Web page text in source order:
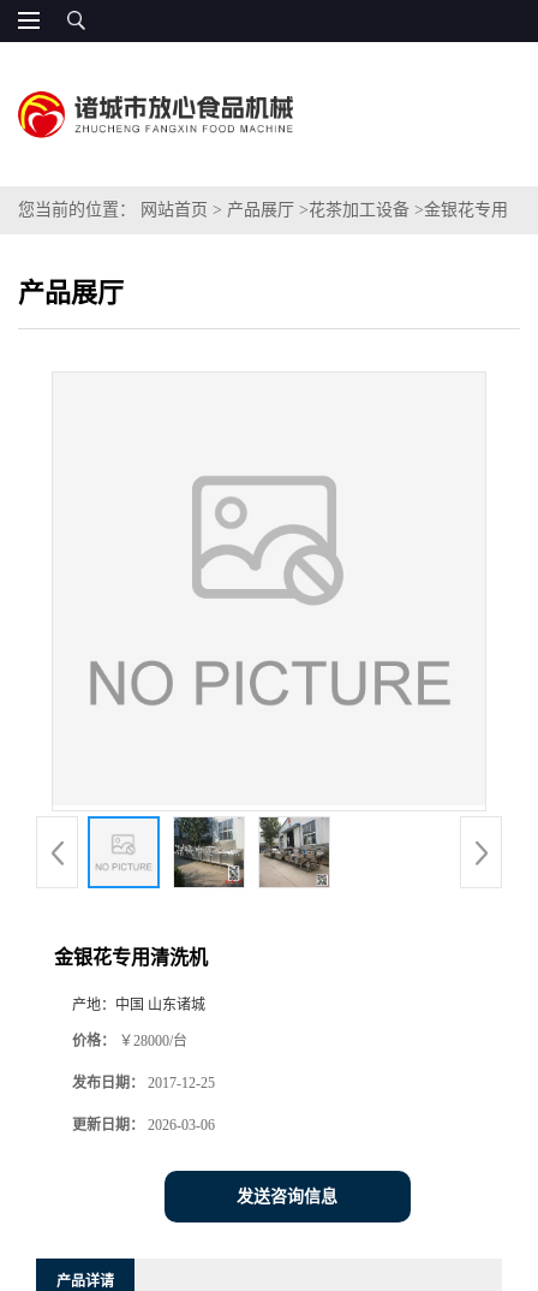
您当前的位置： 网站首页 > 产品展厅 >花茶加工设备 >金银花专用
产品展厅
金银花专用清洗机
产地： 中国 山东诸城
价格： ￥28000/台
发布日期： 2017-12-25
更新日期： 2026-03-06
发送咨询信息
产品详请